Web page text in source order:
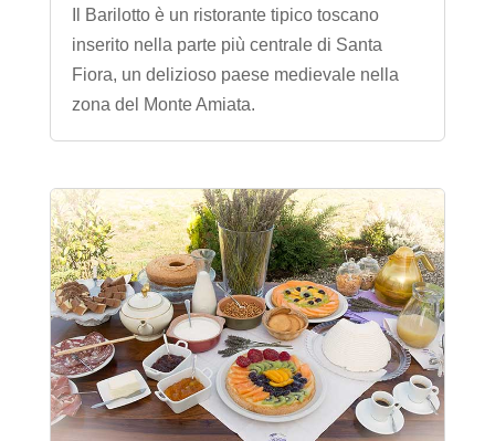
Il Barilotto è un ristorante tipico toscano
inserito nella parte più centrale di Santa
Fiora, un delizioso paese medievale nella
zona del Monte Amiata.